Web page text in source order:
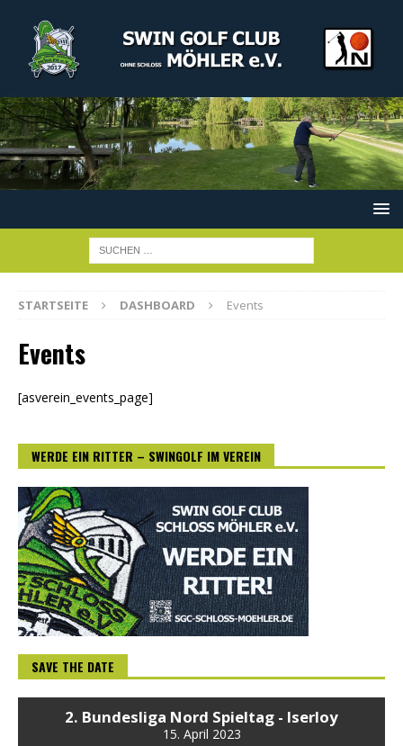
STARTSEITE DASHBOARD Events
Events
[asverein_events_page]
WERDE EIN RITTER – SWINGOLF IM VEREIN
SAVE THE DATE
2. Bundesliga Nord Spieltag - Iserloy
15. April 2023